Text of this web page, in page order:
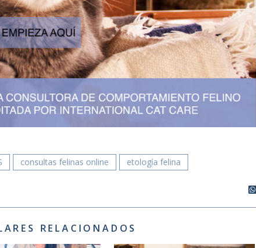
consultas felinas online etología felina
RELACIONADOS